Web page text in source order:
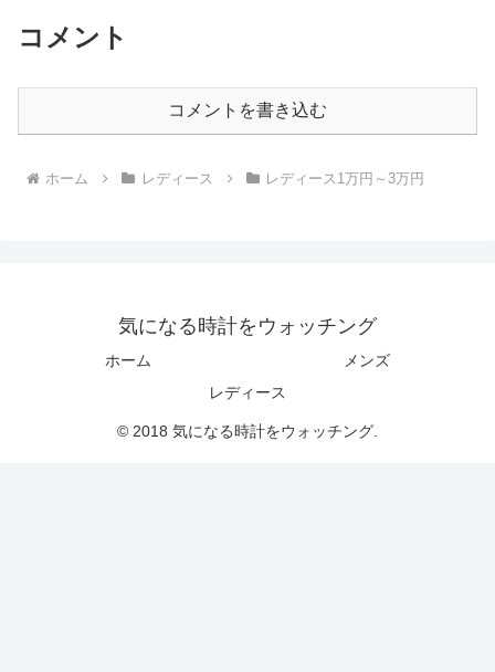
コメント
コメントを書き込む
ホーム レディース レディース1万円～3万円
気になる時計をウォッチング
ホーム
メンズ
レディース
© 2018 気になる時計をウォッチング.